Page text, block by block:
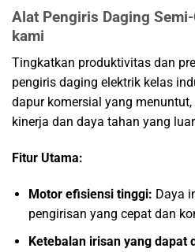
Alat Pengiris Daging
kami
Tingkatkan produktivitas dan
pengiris daging elektrik kelas
dapur komersial yang
kinerja dan daya tahan yang
Fitur Utama:
Motor efisiensi tinggi: Daya
pengirisan yang cepat dan
Ketebalan irisan yang dapat